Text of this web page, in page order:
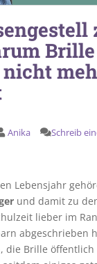
Anika
Schreib
Lebensjahr
und damit zu
lieber im
abgeschrieben
die Brille öffentlich